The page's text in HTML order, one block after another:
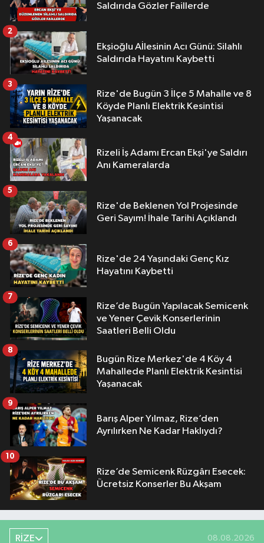
Saldırıda Gözler Faillerde
Ekşioğlu Aİlesinin Acı Günü: Silahlı
Saldırıda Hayatını Kaybetti
2
Rize'de Bugün 3 İlçe 5 Mahalle ve 8
Köyde Planlı Elektrik Kesintisi
Yaşanacak
3
Rizeli İş Adamı Ercan Ekşi'ye Saldırı
Anı Kameralarda
4
Rize'de Beklenen Yol Projesinde
Geri Sayım! İhale Tarihi Açıklandı
5
Rize'de 24 Yaşındaki Genç Kız
Hayatını Kaybetti
6
Rize’de Bugün Yapılacak Semicenk
ve Yener Çevik Konserlerinin
Saatleri Belli Oldu
7
Bugün Rize Merkez'de 4 Köy 4
Mahallede Planlı Elektrik Kesintisi
Yaşanacak
8
Barış Alper Yılmaz, Rize’den
Ayrılırken Ne Kadar Haklıydı?
9
Rize’de Semicenk Rüzgârı Esecek:
Ücretsiz Konserler Bu Akşam
10
RİZE 08.08.2026